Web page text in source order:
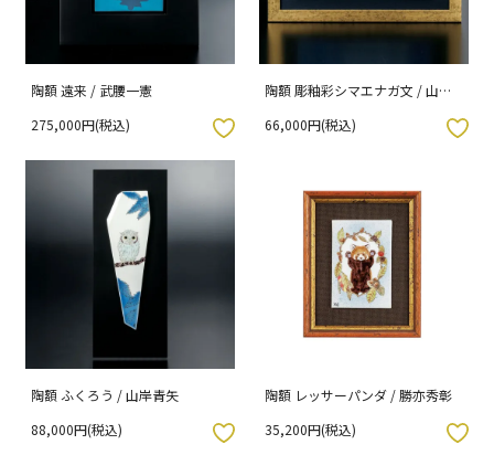
陶額 遠来 / 武腰一憲
275,000円(税込)
陶額 彫釉彩シマエナガ文 / 山口
66,000円(税込)
お気に入りボタン
陶額 ふくろう / 山岸青矢
88,000円(税込)
陶額 レッサーパンダ / 勝亦秀彰
35,200円(税込)
お気に入りボタン